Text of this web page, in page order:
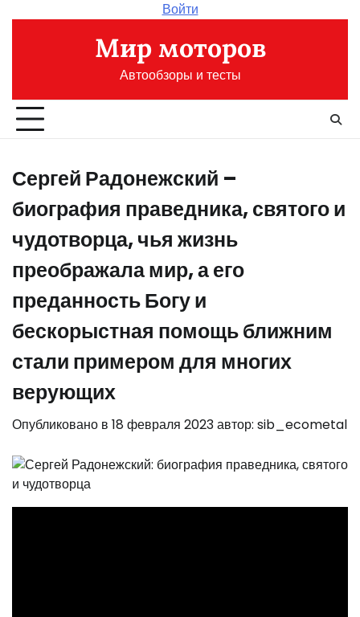
Войти
Мир моторов
Автообзоры и тесты
Сергей Радонежский –
биография праведника, святого и
чудотворца, чья жизнь
преображала мир, а его
преданность Богу и
бескорыстная помощь ближним
стали примером для многих
верующих
Опубликовано в 18 февраля 2023автор: sib_ecometal